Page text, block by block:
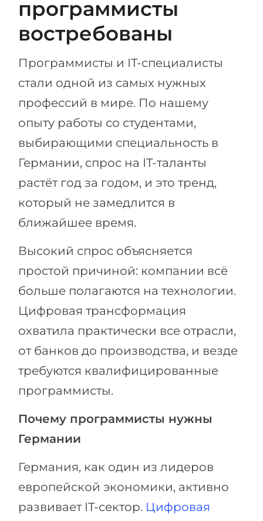
программисты
востребованы
Программисты и IT-специалисты
стали одной из самых нужных
профессий в мире. По нашему
опыту работы со студентами,
выбирающими специальность в
Германии, спрос на IT-таланты
растёт год за годом, и это тренд,
который не замедлится в
ближайшее время.
Высокий спрос объясняется
простой причиной: компании всё
больше полагаются на технологии.
Цифровая трансформация
охватила практически все отрасли,
от банков до производства, и везде
требуются квалифицированные
программисты.
Почему программисты нужны
Германии
Германия, как один из лидеров
европейской экономики, активно
развивает IT-сектор. Цифровая